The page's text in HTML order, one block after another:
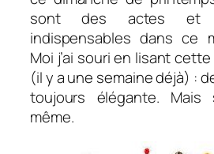
sont des actes et
indispensables dans ce
Moi j’ai souri en lisant
(il y a une semaine déjà) :
toujours élégante. Mais
même.